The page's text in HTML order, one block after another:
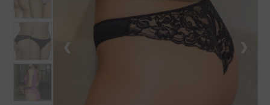
❮ ❯